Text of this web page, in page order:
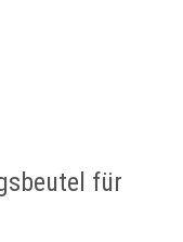
für